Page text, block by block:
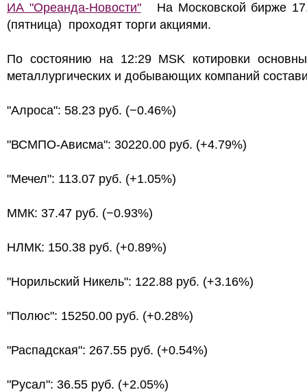
ИА "Ореанда-Новости"На Московской бирже
(пятница) проходят торги акциями.
По состоянию на 12:29 MSK котировки
металлургических и добывающих компаний
"Алроса": 58.23 руб. (−0.46%)
"ВСМПО-Ависма": 30220.00 руб. (+4.79%)
"Мечел": 113.07 руб. (+1.05%)
ММК: 37.47 руб. (−0.93%)
НЛМК: 150.38 руб. (+0.89%)
"Норильский Никель": 122.88 руб. (+3.16%)
"Полюс": 15250.00 руб. (+0.28%)
"Распадская": 267.55 руб. (+0.54%)
"Русал": 36.55 руб. (+2.05%)